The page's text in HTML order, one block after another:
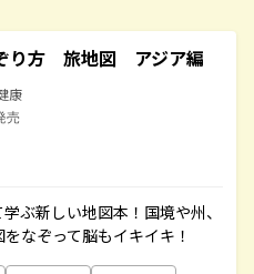
り方 旅地図 アジア編
康
売
ぶ新しい地図本！国境や州、
なぞって脳もイキイキ！